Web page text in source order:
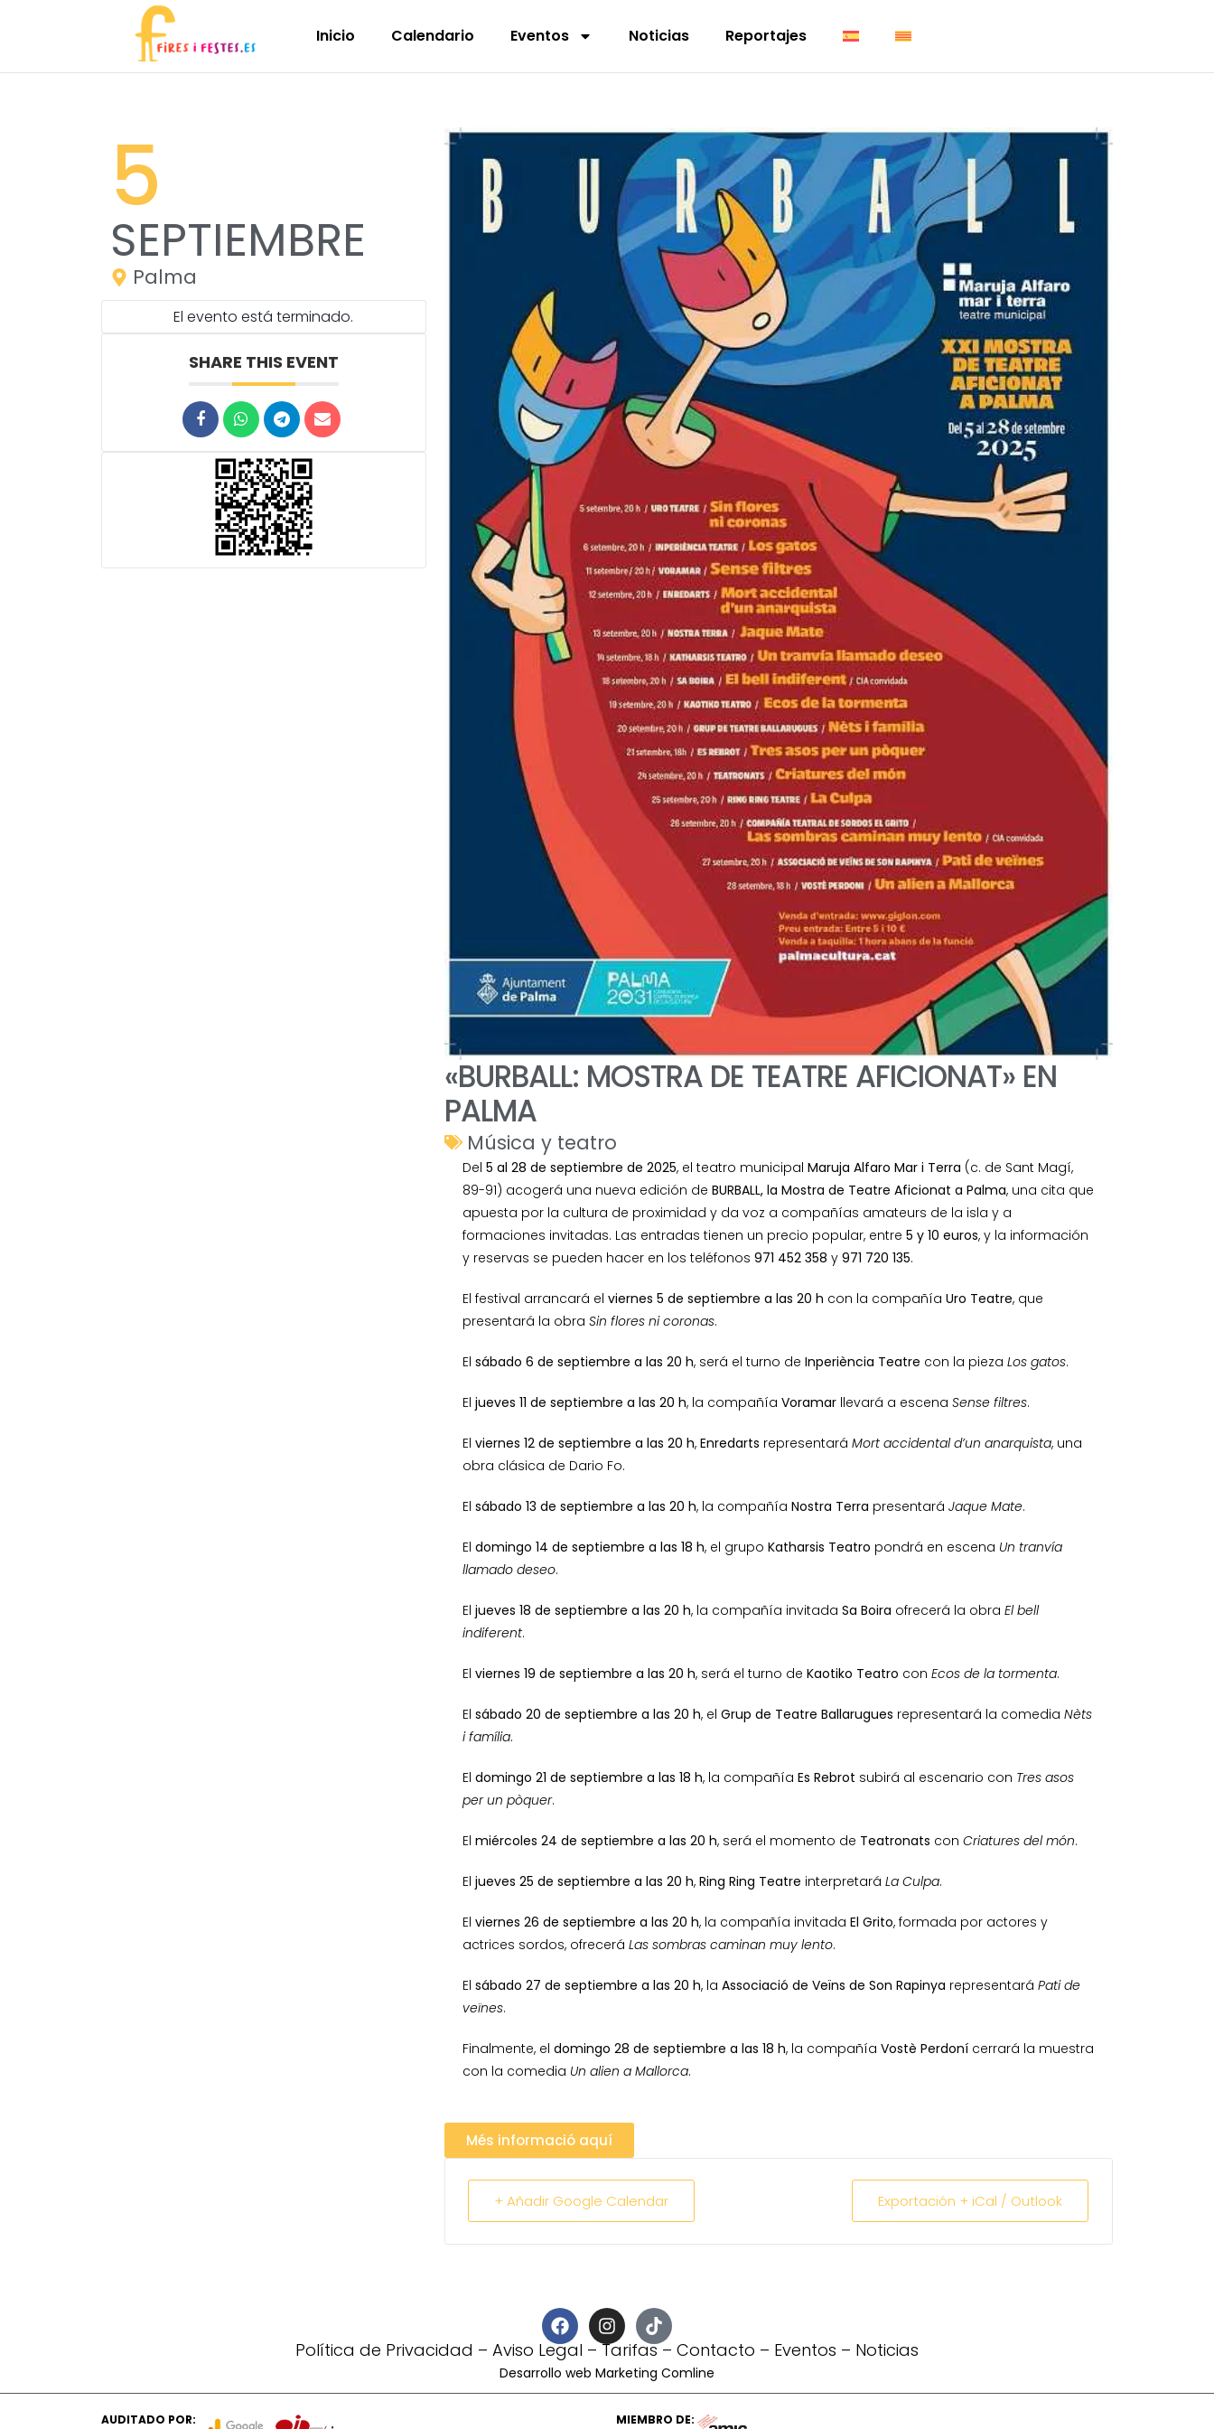
Inicio Calendario Eventos Noticias Reportajes
5
SEPTIEMBRE
Palma
El evento está terminado.
SHARE THIS EVENT
«BURBALL: MOSTRA DE TEATRE AFICIONAT» EN
PALMA
Música y teatro
Del 5 al 28 de septiembre de 2025, el teatro municipal Maruja Alfaro Mar i Terra (c. de Sant Magí,
89-91) acogerá una nueva edición de BURBALL, la Mostra de Teatre Aficionat a Palma, una cita que
apuesta por la cultura de proximidad y da voz a compañías amateurs de la isla y a
formaciones invitadas. Las entradas tienen un precio popular, entre 5 y 10 euros, y la información
y reservas se pueden hacer en los teléfonos 971 452 358 y 971 720 135.
El festival arrancará el viernes 5 de septiembre a las 20 h con la compañía Uro Teatre, que
presentará la obra Sin flores ni coronas.
El sábado 6 de septiembre a las 20 h, será el turno de Inperiència Teatre con la pieza Los gatos.
El jueves 11 de septiembre a las 20 h, la compañía Voramarllevará a escena Sense filtres.
El viernes 12 de septiembre a las 20 h, Enredarts representará Mort accidental d’un anarquista, una
obra clásica de Dario Fo.
El sábado 13 de septiembre a las 20 h, la compañía Nostra Terra presentará Jaque Mate.
El domingo 14 de septiembre a las 18 h, el grupo Katharsis Teatro pondrá en escena Un tranvía
llamado deseo.
El jueves 18 de septiembre a las 20 h, la compañía invitada Sa Boira ofrecerá la obra El bell
indiferent.
El viernes 19 de septiembre a las 20 h, será el turno de Kaotiko Teatro con Ecos de la tormenta.
El sábado 20 de septiembre a las 20 h, el Grup de Teatre Ballarugues representará la comedia Nèts
i família.
El domingo 21 de septiembre a las 18 h, la compañía Es Rebrot subirá al escenario con Tres asos
per un pòquer.
El miércoles 24 de septiembre a las 20 h, será el momento de Teatronats con Criatures del món.
El jueves 25 de septiembre a las 20 h, Ring Ring Teatre interpretará La Culpa.
El viernes 26 de septiembre a las 20 h, la compañía invitada El Grito, formada por actores y
actrices sordos, ofrecerá Las sombras caminan muy lento.
El sábado 27 de septiembre a las 20 h, la Associació de Veïns de Son Rapinya representará Pati de
veïnes.
Finalmente, el domingo 28 de septiembre a las 18 h, la compañía Vostè Perdonícerrará la muestra
con la comedia Un alien a Mallorca.
Més informació aquí
+ Añadir Google Calendar Exportación + iCal / Outlook
Política de Privacidad – Aviso Legal –Tarifas– Contacto – Eventos – Noticias
Desarrollo web Marketing Comline
AUDITADO POR: MIEMBRO DE: